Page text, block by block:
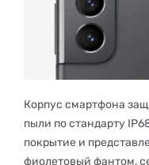
Корпус смартфона
пыли по стандарту
покрытие и
фиолетовый фантом,